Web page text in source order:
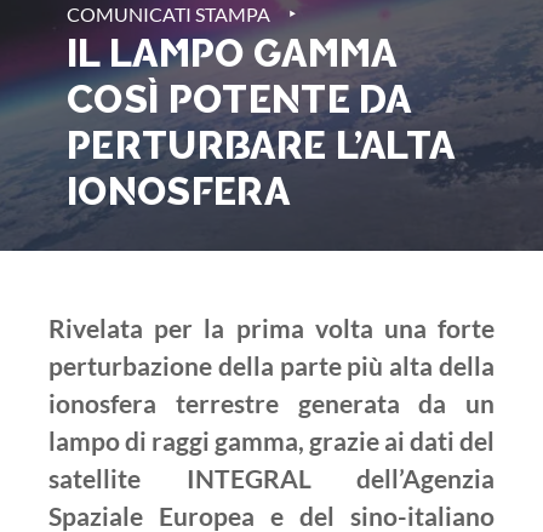
COMUNICATI STAMPA ‣
IL LAMPO GAMMA
COSÌ POTENTE DA
PERTURBARE L’ALTA
IONOSFERA
Rivelata per la prima volta una forte
perturbazione della parte più alta della
ionosfera terrestre generata da un
lampo di raggi gamma, grazie ai dati del
satellite INTEGRAL dell’Agenzia
Spaziale Europea e del sino-italiano